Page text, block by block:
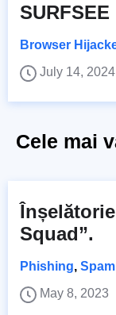
SURFSEE
Browser
July 14, 2024
Cele mai
Squad”.
Phishing, Spam
May 8, 2023